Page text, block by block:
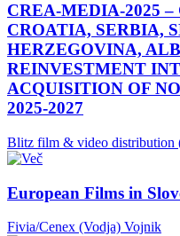
CREA-MEDIA-2025 –
CROATIA, SERBIA,
HERZEGOVINA,
REINVESTMENT
ACQUISITION OF
2025-2027
Blitz film & video distribution
European Films in
Fivia/Cenex (Vodja) Vojnik